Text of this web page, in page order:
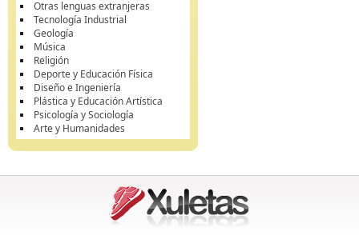
Otras lenguas extranjeras
Tecnología Industrial
Geología
Música
Religión
Deporte y Educación Física
Diseño e Ingeniería
Plástica y Educación Artística
Psicología y Sociología
Arte y Humanidades